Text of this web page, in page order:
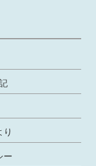
り
ー